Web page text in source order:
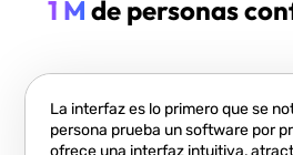
1 M de personas
La interfaz es lo primero que se
persona prueba un software por
ofrece una interfaz intuitiva,